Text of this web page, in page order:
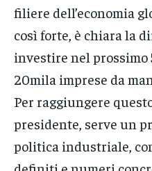
filiere dell’economia
così forte, è chiara la
investire nel prossimo
20mila imprese da
Per raggiungere
presidente, serve un
politica industriale,